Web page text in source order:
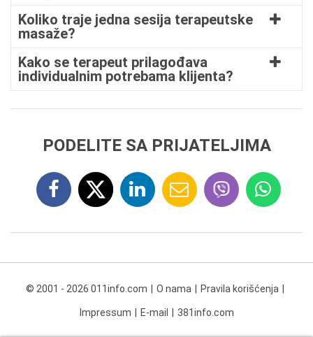
Koliko traje jedna sesija terapeutske
masaže?
Kako se terapeut prilagođava
individualnim potrebama klijenta?
PODELITE SA PRIJATELJIMA
© 2001 - 2026 011info.com O nama Pravila korišćenja
Impressum E-mail 381info.com